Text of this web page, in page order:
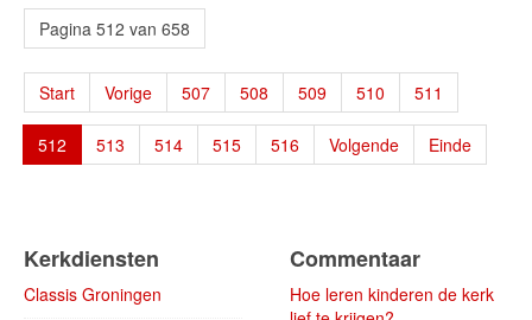
Pagina 512 van 658
Start Vorige 507 508 509 510 511
512 513 514 515 516 Volgende Einde
Kerkdiensten
Classis Groningen
Commentaar
Hoe leren kinderen de kerk